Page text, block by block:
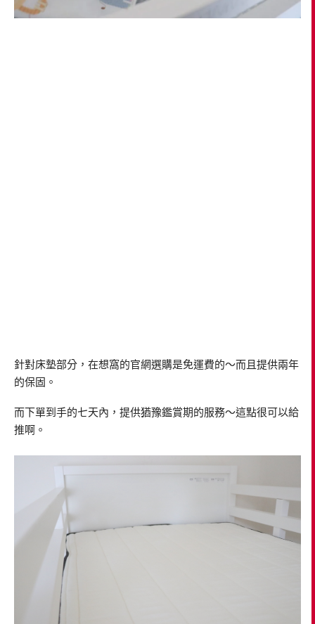
針對床墊部分，在想窩的官網選購是免運費的～而且提供兩年
的保固。
而下單到手的七天內，提供猶豫鑑賞期的服務～這點很可以給
推啊。